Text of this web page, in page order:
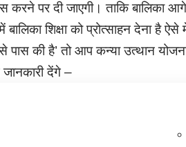
करने पर दी जाएगी। ताकि बालिका
शिक्षा को प्रोत्साहन देना है
से पास की है’ तो आप कन्या उत्थान
देंगे –